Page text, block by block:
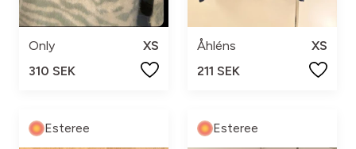
Only
XS
310 SEK
Åhléns
XS
211 SEK
Esteree Esteree